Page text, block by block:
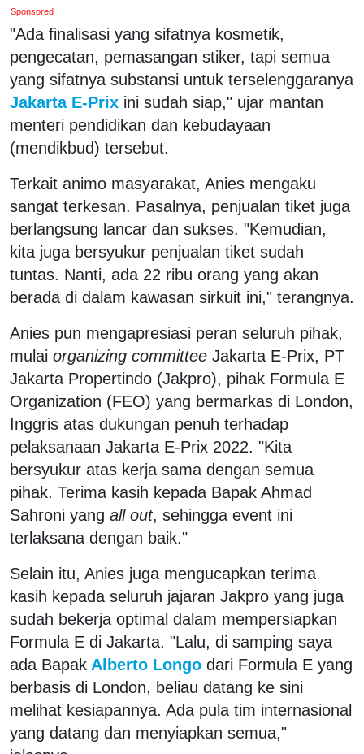
Sponsored
"Ada finalisasi yang sifatnya kosmetik,
pengecatan, pemasangan stiker, tapi semua
yang sifatnya substansi untuk terselenggaranya
Jakarta E-Prix ini sudah siap," ujar mantan
menteri pendidikan dan kebudayaan
(mendikbud) tersebut.
Terkait animo masyarakat, Anies mengaku
sangat terkesan. Pasalnya, penjualan tiket juga
berlangsung lancar dan sukses. "Kemudian,
kita juga bersyukur penjualan tiket sudah
tuntas. Nanti, ada 22 ribu orang yang akan
berada di dalam kawasan sirkuit ini," terangnya.
Anies pun mengapresiasi peran seluruh pihak,
mulai organizing committee Jakarta E-Prix, PT
Jakarta Propertindo (Jakpro), pihak Formula E
Organization (FEO) yang bermarkas di London,
Inggris atas dukungan penuh terhadap
pelaksanaan Jakarta E-Prix 2022. "Kita
bersyukur atas kerja sama dengan semua
pihak. Terima kasih kepada Bapak Ahmad
Sahroni yang all out, sehingga event ini
terlaksana dengan baik."
Selain itu, Anies juga mengucapkan terima
kasih kepada seluruh jajaran Jakpro yang juga
sudah bekerja optimal dalam mempersiapkan
Formula E di Jakarta. "Lalu, di samping saya
ada Bapak Alberto Longo dari Formula E yang
berbasis di London, beliau datang ke sini
melihat kesiapannya. Ada pula tim internasional
yang datang dan menyiapkan semua,"